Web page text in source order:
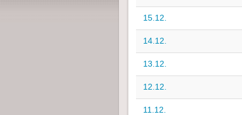
15.12.
14.12.
13.12.
12.12.
11.12.